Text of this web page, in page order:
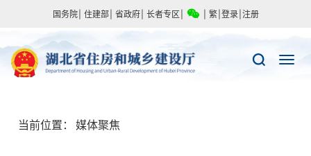
国务院 住建部 省政府 长者专区 繁 登录 注册
当前位置： 媒体聚焦